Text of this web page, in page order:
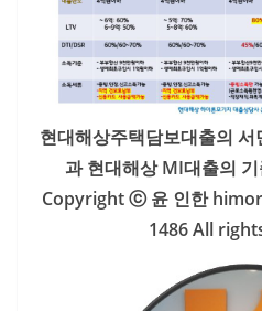
현대해상주택담보대출의
과 현대해상 MI대출의
Copyright ⓒ 윤 인한
1486 All